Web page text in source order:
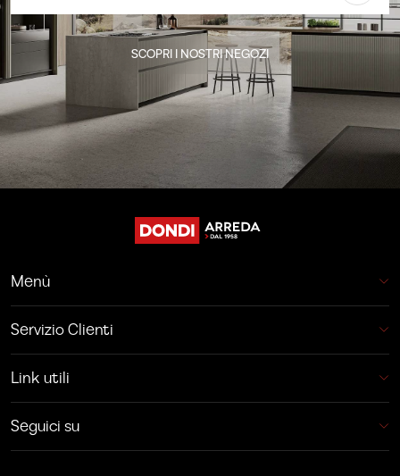
SCOPRI I NOSTRI NEGOZI
Menù
Servizio Clienti
Link utili
Seguici su